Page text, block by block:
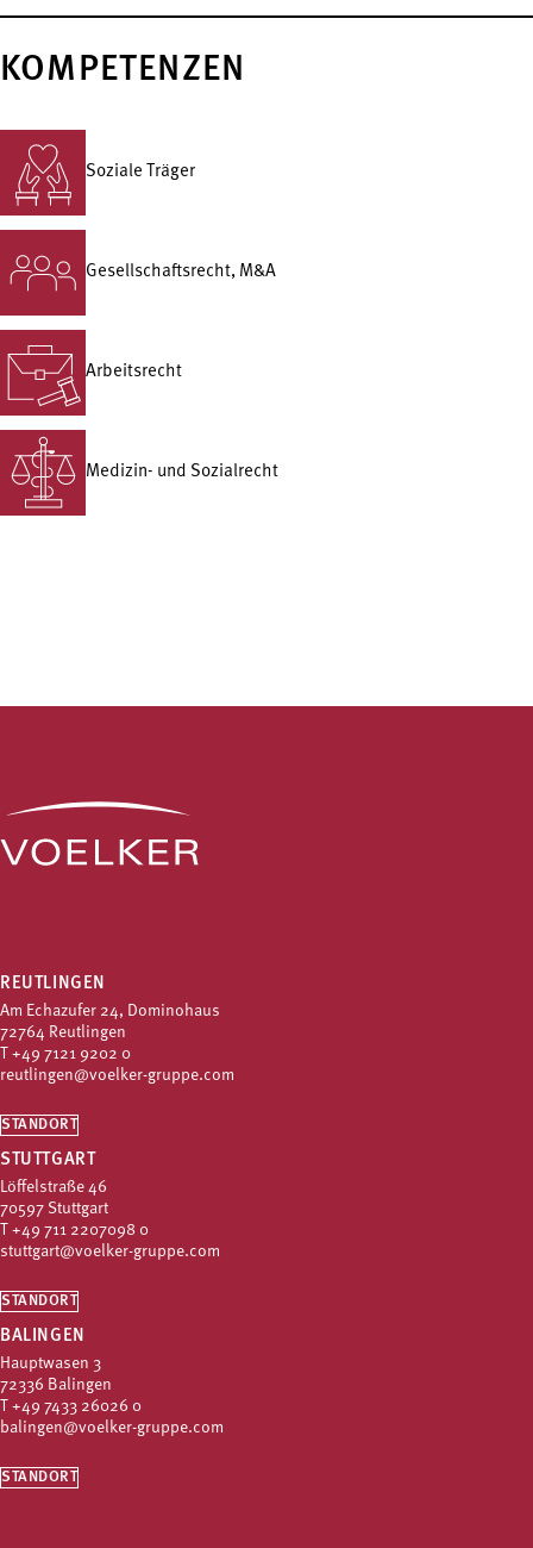
KOMPETENZEN
Soziale Träger
Gesellschafts­recht, M&A
Arbeitsrecht
Medizin- und Sozialrecht
REUTLINGEN
Am Echazufer 24, Dominohaus
72764 Reutlingen
+49 7121 9202 0
reutlingen@voelker-gruppe.com
STANDORT
STUTTGART
Löffelstraße 46
70597 Stuttgart
+49 711 2207098 0
stuttgart@voelker-gruppe.com
STANDORT
BALINGEN
Hauptwasen 3
72336 Balingen
+49 7433 26026 0
balingen@voelker-gruppe.com
STANDORT